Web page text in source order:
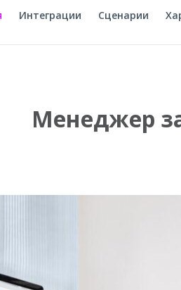
Интеграции Сценарии
Менеджер